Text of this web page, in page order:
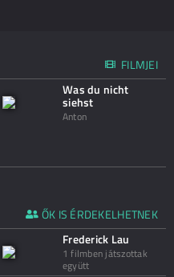
FILMJEI
Was du nicht
siehst
Anton
ŐK IS ÉRDEKELHETNEK
Frederick Lau
1 filmben játszottak
együtt